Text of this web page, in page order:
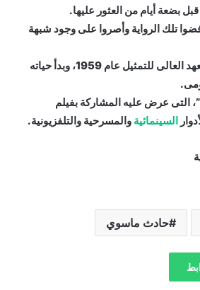
بضعة أيام من العثور عليها.
تلك الرواية وأصروا على وجود شبهة
ولد الفنان “أنور إسماعيل” فى محافظة الشرقية عام 1929، وحصل على بكالوريوس المعهد العالى للتمثيل عام 1959، وبدأ حياته
التى عرض عليه المشاركة بفيلم
السينمائية والمسرحية والتلفزيونية.
حادث ماسوي